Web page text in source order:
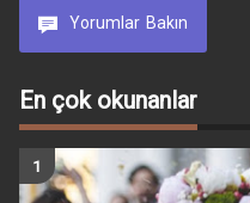
Yorumlar Bakın
En çok okunanlar